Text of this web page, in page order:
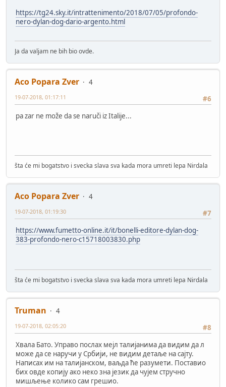
https://tg24.sky.it/intrattenimento/2018/07/05/profondo-
nero-dylan-dog-dario-argento.html
Ja da valjam ne bih bio ovde.
Aco Popara Zver
4
#6
19-07-2018, 01:17:11
pa zar ne može da se naruči iz Italije...
šta će mi bogatstvo i svecka slava sva kada mora umreti lepa Nirdala
Aco Popara Zver
4
#7
19-07-2018, 01:19:30
https://www.fumetto-online.it/it/bonelli-editore-dylan-dog-
383-profondo-nero-c15718003830.php
šta će mi bogatstvo i svecka slava sva kada mora umreti lepa Nirdala
Truman
4
#8
19-07-2018, 02:05:20
Хвала Бато. Управо послах мејл талијанима да видим да л
може да се наручи у Србији, не видим детаље на сајту.
Написах им на талијанском, ваљда ће разумети. Поставио
бих овде копију ако неко зна језик да чујем стручно
мишљење колико сам грешио.